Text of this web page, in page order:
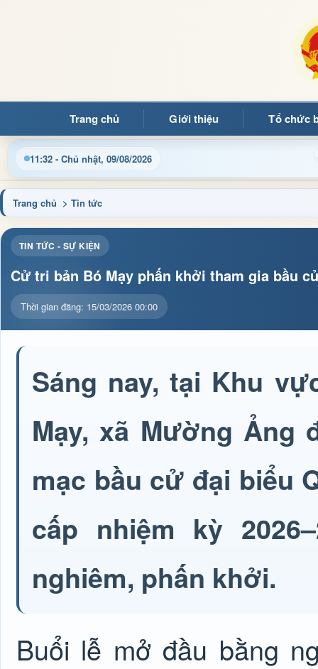
Trang chủ Giới thiệu Tổ chức
11:32 - Chủ nhật, 09/08/2026
tin điều hành, thủ tục hành chính và tin tức địa phương
Trang chủ > Tin tức
TIN TỨC - SỰ KIỆN
Cử tri bản Bó Mạy phấn khởi tham gia bầu
Thời gian đăng: 15/03/2026 00:00
Sáng nay, tại Khu
Mạy, xã Mường Ảng
mạc bầu cử đại biểu
cấp nhiệm kỳ
nghiêm, phấn khởi.
Buổi lễ mở đầu bằng